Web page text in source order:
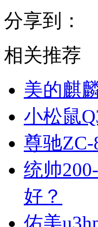
分享到：
相关推荐
美的麒
小松鼠
尊驰
统帅
好？
佑美